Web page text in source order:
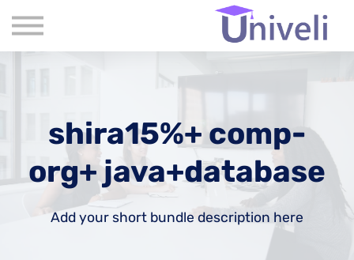
זֶה
לִנְגִישׁוּת
הָאֲתָר.
שאלות נפוצות
צור קשר
בלוג
shira15%+ comp-
org+ java+database
Add your short bundle description here